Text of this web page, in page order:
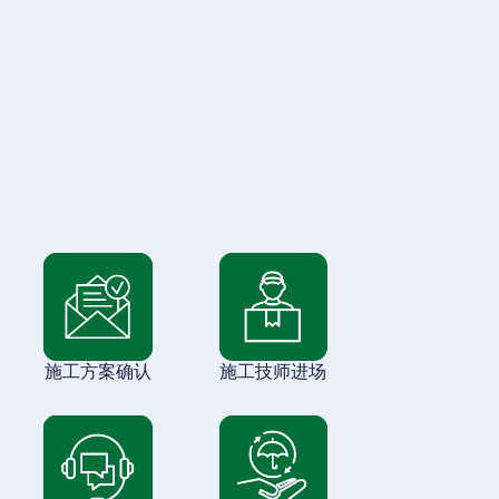
施工方案确认 施工技师进场